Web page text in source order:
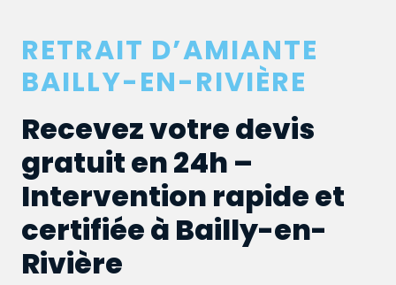
RETRAIT D’AMIANTE
BAILLY-EN-RIVIÈRE
Recevez votre devis
gratuit en 24h –
Intervention rapide et
certifiée à Bailly-en-
Rivière